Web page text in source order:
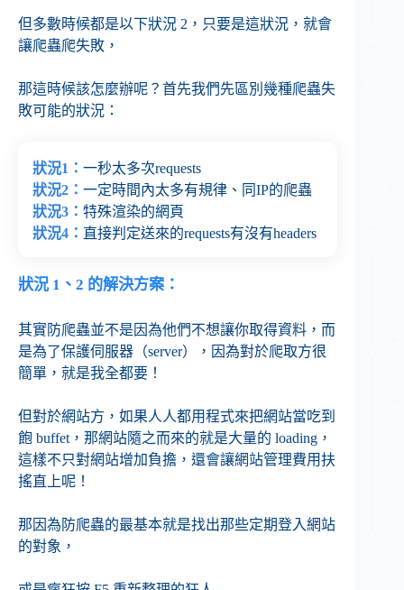
但多數時候都是以下狀況 2，只要是這狀況，就會
讓爬蟲爬失敗，
那這時候該怎麼辦呢？首先我們先區別幾種爬蟲失
敗可能的狀況：
狀況1： 一秒太多次requests
狀況2： 一定時間內太多有規律、同IP的爬蟲
狀況3： 特殊渲染的網頁
狀況4： 直接判定送來的requests有沒有headers
狀況 1、2 的解決方案：
其實防爬蟲並不是因為他們不想讓你取得資料，而
是為了保護伺服器（server），因為對於爬取方很
簡單，就是我全都要！
但對於網站方，如果人人都用程式來把網站當吃到
飽 buffet，那網站隨之而來的就是大量的 loading，
這樣不只對網站增加負擔，還會讓網站管理費用扶
搖直上呢！
那因為防爬蟲的最基本就是找出那些定期登入網站
的對象，